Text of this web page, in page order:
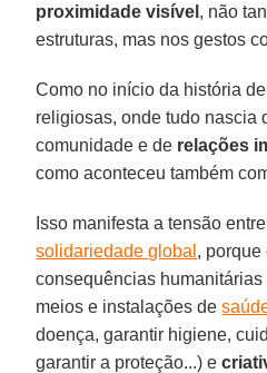
proximidade visível , não
estruturas, mas nos gestos
Como no início da história
religiosas, onde tudo nascia
comunidade e de relações
como aconteceu também
Isso manifesta a tensão
solidariedade global , porque
consequências humanitárias
meios e instalações de
doença, garantir higiene,
garantir a proteção...) e